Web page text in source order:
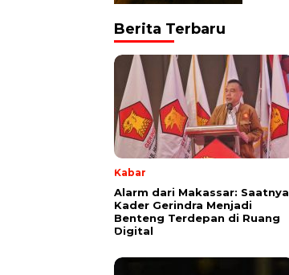
Berita Terbaru
Kabar
Alarm dari Makassar: Saatnya
Kader Gerindra Menjadi
Benteng Terdepan di Ruang
Digital